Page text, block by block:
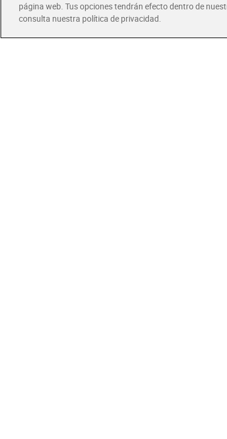
Ofertas
página web. Tus opciones tendrán efecto dentro de
consulta nuestra política de privacidad.